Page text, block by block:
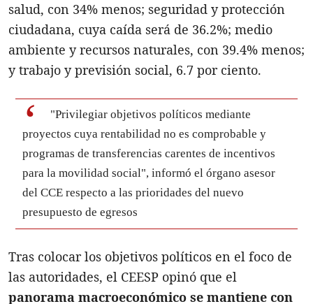
salud, con 34% menos; seguridad y protección
ciudadana, cuya caída será de 36.2%; medio
ambiente y recursos naturales, con 39.4% menos;
y trabajo y previsión social, 6.7 por ciento.
"Privilegiar objetivos políticos mediante
proyectos cuya rentabilidad no es comprobable y
programas de transferencias carentes de incentivos
para la movilidad social", informó el órgano asesor
del CCE respecto a las prioridades del nuevo
presupuesto de egresos
Tras colocar los objetivos políticos en el foco de
las autoridades, el CEESP opinó que el
panorama macroeconómico se mantiene con